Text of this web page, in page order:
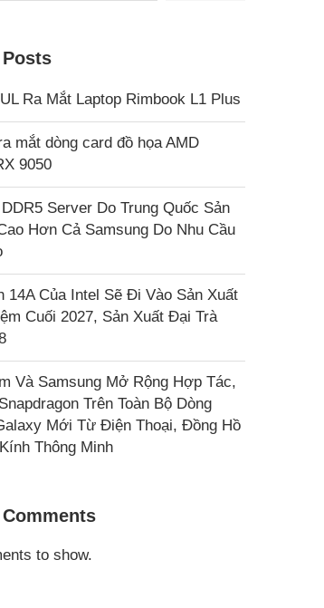
Ra Mắt Laptop Rimbook L1 Plus
mắt dòng card đồ họa AMD
9050
Server Do Trung Quốc Sản
Hơn Cả Samsung Do Nhu Cầu
14A Của Intel Sẽ Đi Vào Sản Xuất
Cuối 2027, Sản Xuất Đại Trà
Và Samsung Mở Rộng Hợp Tác,
Trên Toàn Bộ Dòng
Mới Từ Điện Thoại, Đồng Hồ
Thông Minh
to show.